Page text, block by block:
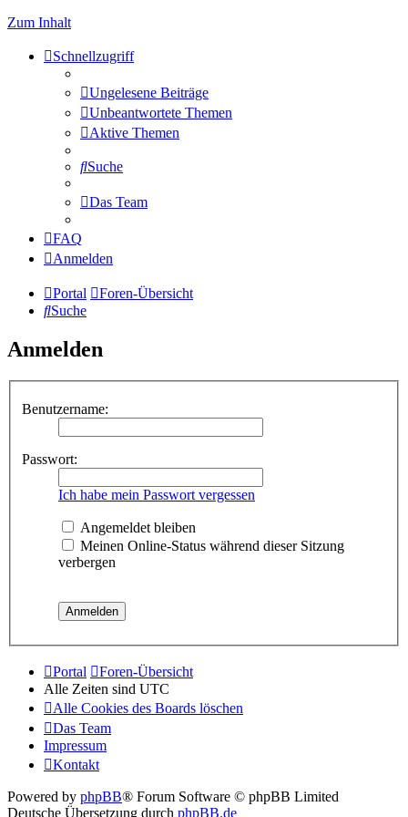
Zum Inhalt
Schnellzugriff
Ungelesene Beiträge
Unbeantwortete Themen
Aktive Themen
Suche
Das Team
FAQ
Anmelden
Portal
Foren-Übersicht
Suche
Anmelden
Benutzername:
Passwort:
Ich habe mein Passwort vergessen
Angemeldet bleiben
Meinen Online-Status während dieser Sitzung
verbergen
Portal
Foren-Übersicht
Alle Zeiten sind UTC
Alle Cookies des Boards löschen
Das Team
Impressum
Kontakt
Powered by phpBB® Forum Software © phpBB Limited
Deutsche Übersetzung durch phpBB.de